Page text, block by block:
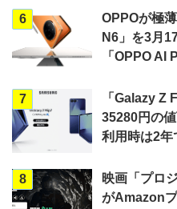
6
OPPOが極
N6」を3月
「OPPO AI
7
「Galazy Z
35280円の
利用時は2年
8
映画「プロ
がAmazon